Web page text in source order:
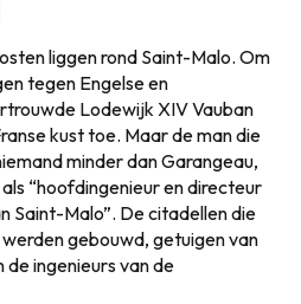
liggen rond Saint-Malo. Om
tegen Engelse en
Lodewijk XIV Vauban
kust toe. Maar de man die
minder dan Garangeau,
“hoofdingenieur en directeur
Saint-Malo”. De citadellen die
gebouwd, getuigen van
ingenieurs van de